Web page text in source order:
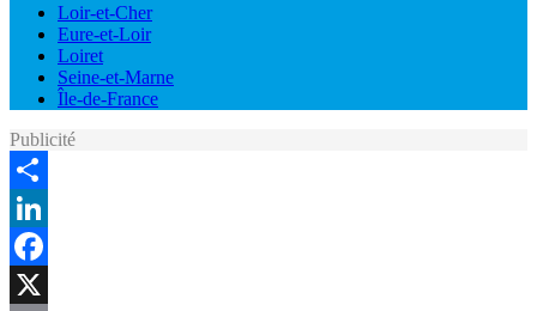
Loir-et-Cher
Eure-et-Loir
Loiret
Seine-et-Marne
Île-de-France
Publicité
Share
LinkedIn
Facebook